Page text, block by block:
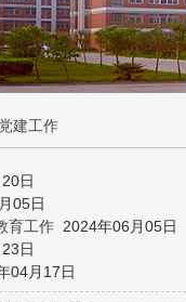
党建工作
日
05日
育工作 2024年06月05日
日
04月17日